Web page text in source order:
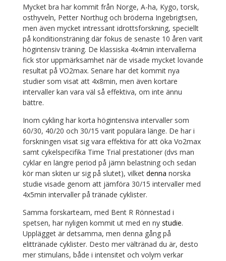
Mycket bra har kommit från Norge, A-ha, Kygo, torsk,
osthyveln, Petter Northug och bröderna Ingebrigtsen,
men även mycket intressant idrottsforskning, speciellt
på konditionsträning där fokus de senaste 10 åren varit
högintensiv träning. De klassiska 4x4min intervallerna
fick stor uppmärksamhet när de visade mycket lovande
resultat på VO2max. Senare har det kommit nya
studier som visat att 4x8min, men även kortare
intervaller kan vara väl så effektiva, om inte ännu
bättre.
Inom cykling har korta högintensiva intervaller som
60/30, 40/20 och 30/15 varit populära länge. De har i
forskningen visat sig vara effektiva för att öka Vo2max
samt cykelspecifika Time Trial prestationer (dvs man
cyklar en längre period på jämn belastning och sedan
kör man skiten ur sig på slutet), vilket denna norska
studie visade genom att jämföra 30/15 intervaller med
4x5min intervaller på tränade cyklister.
Samma forskarteam, med Bent R Rönnestad i
spetsen, har nyligen kommit ut med en ny studie.
Upplägget är detsamma, men denna gång på
elittränade cyklister. Desto mer vältränad du är, desto
mer stimulans, både i intensitet och volym verkar